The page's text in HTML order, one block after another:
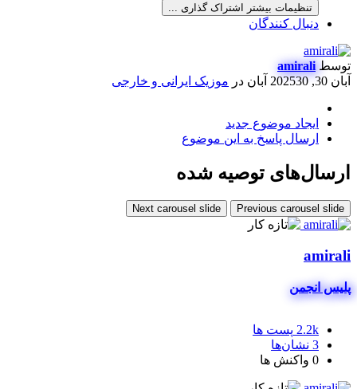
تنظیمات بیشتر اشتراک گذاری ...
دنبال کنندگان
توسطamirali
آبان 30, 2025
30 آبان در موزیک ایرانی و خارجی
ایجاد موضوع جدید
ارسال پاسخ به این موضوع
ارسال‌های توصیه شده
Previous carousel slide
Next carousel slide
amirali
پلیس انجمن
2.2k پست ها
3 نشان‌ها
0 واکنش ها